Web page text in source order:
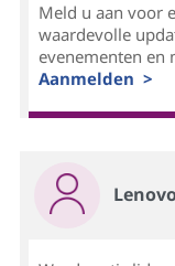
Meld u aan voor
waardevolle
evenementen en
Aanmelden >